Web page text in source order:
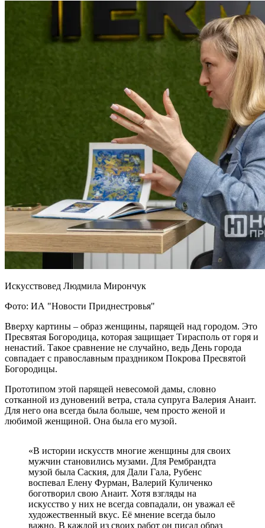
Искусствовед Людмила Мирончук
Фото: ИА "Новости Приднестровья"
Вверху картины – образ женщины, парящей над городом. Это
Пресвятая Богородица, которая защищает Тирасполь от горя и
ненастий. Такое сравнение не случайно, ведь День города
совпадает с православным праздником Покрова Пресвятой
Богородицы.
Прототипом этой парящей невесомой дамы, словно
сотканной из дуновений ветра, стала супруга Валерия Анаит.
Для него она всегда была больше, чем просто женой и
любимой женщиной. Она была его музой.
«В истории искусств многие женщины для своих
мужчин становились музами. Для Рембрандта
музой была Саския, для Дали Гала, Рубенс
воспевал Елену Фурман, Валерий Куличенко
боготворил свою Анаит. Хотя взгляды на
искусство у них не всегда совпадали, он уважал её
художественный вкус. Её мнение всегда было
важно. В каждой из своих работ он писал образ